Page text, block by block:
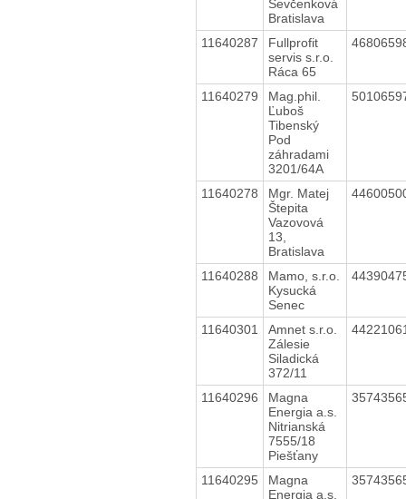
Ševčenková
Bratislava
11640287
Fullprofit
servis s.r.o.
Ráca 65
11640279
Mag.phil.
Ľuboš
Tibenský
Pod
záhradami
3201/64A
11640278
Mgr. Matej
Štepita
Vazovová
13,
Bratislava
11640288
Mamo, s.r.o.
Kysucká
Senec
11640301
Amnet s.r.o.
Zálesie
Siladická
372/11
11640296
Magna
Energia a.s.
Nitrianská
7555/18
Piešťany
11640295
Magna
Energia a.s.